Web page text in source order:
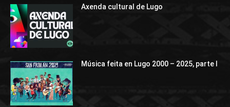
Axenda cultural de Lugo
Música feita en Lugo 2000 – 2025, parte I